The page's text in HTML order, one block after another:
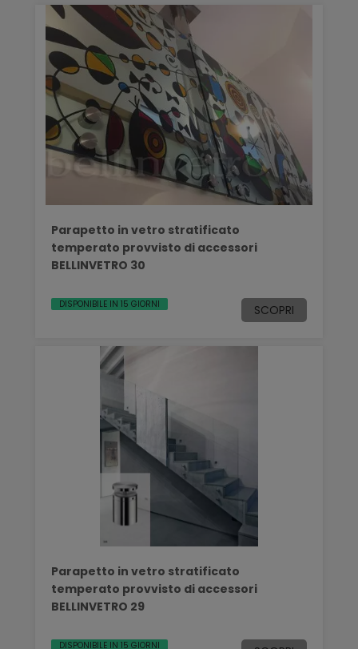
Parapetto in vetro stratificato
temperato provvisto di accessori
BELLINVETRO 30
DISPONIBILE IN 15 GIORNI SCOPRI
Parapetto in vetro stratificato
temperato provvisto di accessori
BELLINVETRO 29
DISPONIBILE IN 15 GIORNI